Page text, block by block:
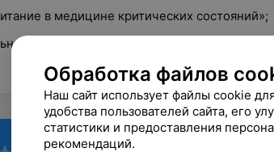
в медицине критических состояний»;
терапия социально значимых
Обработка файлов
Наш сайт использует файлы cookie
удобства пользователей сайта, его
статистики и предоставления
рекомендаций.